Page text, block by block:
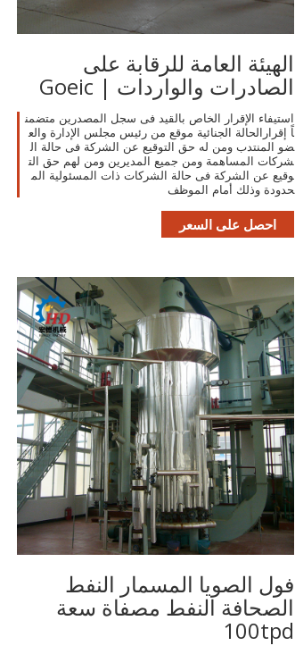
الهيئة العامة للرقابة على
الصادرات والواردات | Goeic
استيفاء الإقرار الخاص بالقيد فى سجل المصدرين متضمن
اً إقرارالحالة الجنائية موقع من رئيس مجلس الإدارة والع
ضو المنتدب ومن له حق التوقيع عن الشركة فى حالة ال
شركات المساهمة ومن جميع المديرين ومن لهم حق الت
وقيع عن الشركة فى حالة الشركات ذات المسئولية الم
حدودة وذلك أمام الموظف
احصل على السعر
فول الصويا المسمار النفط
الصحافة النفط مصفاة سعة
100tpd